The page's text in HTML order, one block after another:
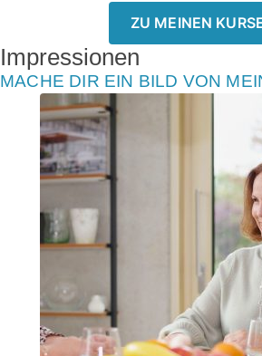
ZU MEINEN
Impressionen
MACHE DIR EIN BILD VON